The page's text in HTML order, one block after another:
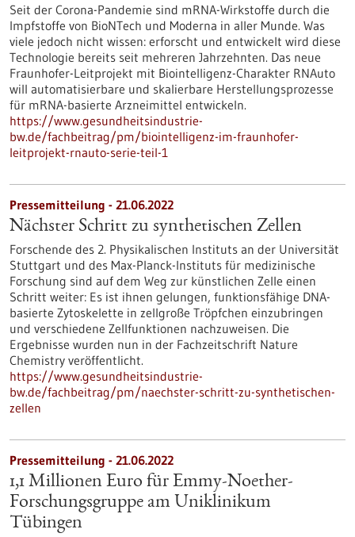
Seit der Corona-Pandemie sind mRNA-Wirkstoffe durch die
Impfstoffe von BioNTech und Moderna in aller Munde. Was
viele jedoch nicht wissen: erforscht und entwickelt wird diese
Technologie bereits seit mehreren Jahrzehnten. Das neue
Fraunhofer-Leitprojekt mit Biointelligenz-Charakter RNAuto
will automatisierbare und skalierbare Herstellungsprozesse
für mRNA-basierte Arzneimittel entwickeln.
https://www.gesundheitsindustrie-
bw.de/fachbeitrag/pm/biointelligenz-im-fraunhofer-
leitprojekt-rnauto-serie-teil-1
Pressemitteilung - 21.06.2022
Nächster Schritt zu synthetischen Zellen
Forschende des 2. Physikalischen Instituts an der Universität
Stuttgart und des Max-Planck-Instituts für medizinische
Forschung sind auf dem Weg zur künstlichen Zelle einen
Schritt weiter: Es ist ihnen gelungen, funktionsfähige DNA-
basierte Zytoskelette in zellgroße Tröpfchen einzubringen
und verschiedene Zellfunktionen nachzuweisen. Die
Ergebnisse wurden nun in der Fachzeitschrift Nature
Chemistry veröffentlicht.
https://www.gesundheitsindustrie-
bw.de/fachbeitrag/pm/naechster-schritt-zu-synthetischen-
zellen
Pressemitteilung - 21.06.2022
1,1 Millionen Euro für Emmy-Noether-
Forschungsgruppe am Uniklinikum
Tübingen